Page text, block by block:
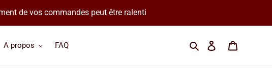
de vos commandes peut être ralenti
A propos FAQ Cherchez une
Se connecter